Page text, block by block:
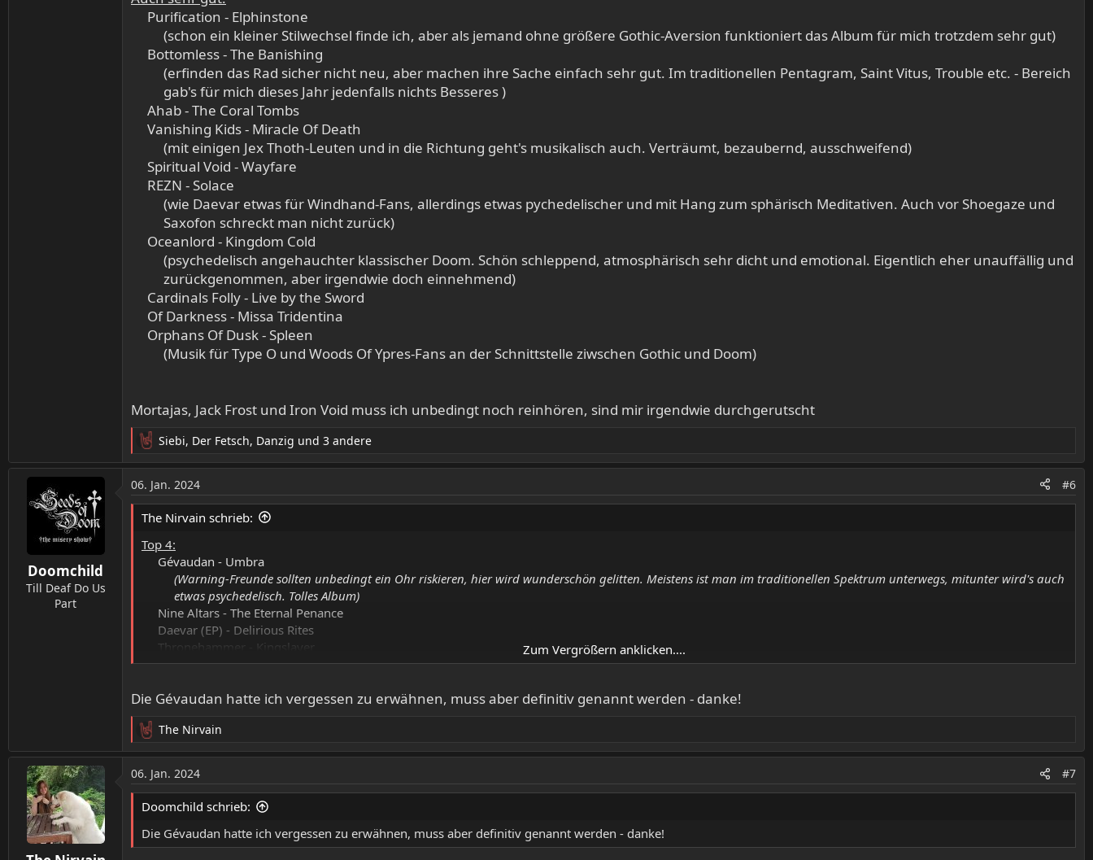
Purification - Elphinstone​
(schon ein kleiner Stilwechsel finde ich, aber als jemand ohne größere Gothic-Aversion funktioniert das Album für mich trotzdem sehr gut)​
Bottomless - The Banishing​
(erfinden das Rad sicher nicht neu, aber machen ihre Sache einfach sehr gut. Im traditionellen Pentagram, Saint Vitus, Trouble etc. - Bereich
gab's für mich dieses Jahr jedenfalls nichts Besseres )​
Ahab - The Coral Tombs​
Vanishing Kids - Miracle Of Death​
(mit einigen Jex Thoth-Leuten und in die Richtung geht's musikalisch auch. Verträumt, bezaubernd, ausschweifend)​
Spiritual Void - Wayfare​
REZN - Solace​
(wie Daevar etwas für Windhand-Fans, allerdings etwas pychedelischer und mit Hang zum sphärisch Meditativen. Auch vor Shoegaze und
Saxofon schreckt man nicht zurück)​
Oceanlord - Kingdom Cold​
(psychedelisch angehauchter klassischer Doom. Schön schleppend, atmosphärisch sehr dicht und emotional. Eigentlich eher unauffällig und
zurückgenommen, aber irgendwie doch einnehmend)​
Cardinals Folly - Live by the Sword​
Of Darkness - Missa Tridentina​
Orphans Of Dusk - Spleen​
(Musik für Type O und Woods Of Ypres-Fans an der Schnittstelle ziwschen Gothic und Doom)​
Mortajas, Jack Frost und Iron Void muss ich unbedingt noch reinhören, sind mir irgendwie durchgerutscht
R
e
a
k
t
o
n
Siebi, Der Fetsch, Danzig und 3 andere
Doomchild
Till Deaf Do Us
Part
06. Jan. 2024 #6
The Nirvain schrieb:
Top 4:
Gévaudan - Umbra​
(Warning-Freunde sollten unbedingt ein Ohr riskieren, hier wird wunderschön gelitten. Meistens ist man im traditionellen Spektrum unterwegs, mitunter wird's auch
etwas psychedelisch. Tolles Album)
Nine Altars - The Eternal Penance​
Daevar (EP) - Delirious Rites​
Thronehammer - Kingslayer​
Purification - Elphinstone​
Bottomless - The Banishing​
(erfinden das Rad sicher nicht neu, aber machen ihre Sache einfach sehr gut. Im traditionellen Pentagram, Saint Vitus, Trouble etc. - Bereich gab's für mich
dieses Jahr jedenfalls nichts Besseres )​
Ahab - The Coral Tombs​
Vanishing Kids - Miracle Of Death​
(mit einigen Jex Thoth-Leuten und in die Richtung geht's musikalisch auch. Verträumt, bezaubernd, ausschweifend)​
Spiritual Void - Wayfare​
REZN - Solace​
Zum Vergrößern anklicken....
Die Gévaudan hatte ich vergessen zu erwähnen, muss aber definitiv genannt werden - danke!
R
e
a
k
t
o
n
The Nirvain
06. Jan. 2024 #7
Doomchild schrieb:
Die Gévaudan hatte ich vergessen zu erwähnen, muss aber definitiv genannt werden - danke!